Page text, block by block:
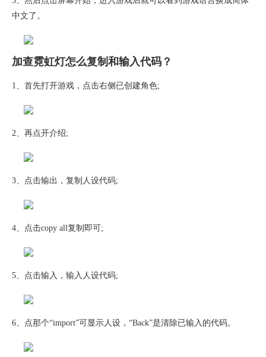
中文了。
加查霓虹灯怎么复制和输入代码？
1、首先打开游戏，点击右侧已创建角色;
2、再点开介绍;
3、点击输出，复制人设代码;
4、点击copy all复制即可;
5、点击输入，输入人设代码;
6、点那个“import”可显示人设，“Back”是清除已输入的代码。